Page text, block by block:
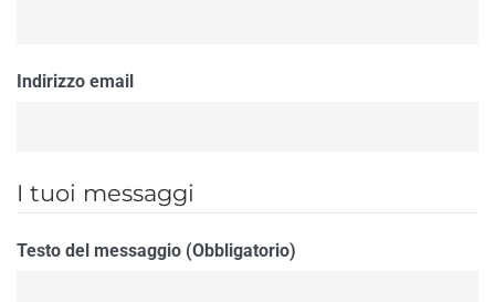
Indirizzo email
I tuoi messaggi
Testo del messaggio (Obbligatorio)